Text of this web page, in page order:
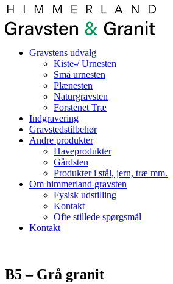
Gravstens udvalg
Kiste-/ Urnesten
Små urnesten
Plænesten
Naturgravsten
Forstenet Træ
Indgravering
Gravstedstilbehør
Andre produkter
Haveprodukter
Gårdsten
Produkter i stål, jern, træ mm.
Om himmerland gravsten
Fysisk udstilling
Kontakt
Ofte stillede spørgsmål
Kontakt
B5 – Grå granit